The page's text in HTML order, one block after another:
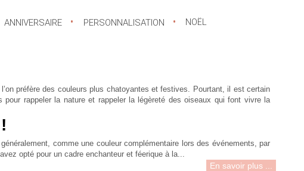
ANNIVERSAIRE PERSONNALISATION NOËL
préfère des couleurs plus chatoyantes et festives. Pourtant, il est certain
rappeler la nature et rappeler la légèreté des oiseaux qui font vivre la
comme une couleur complémentaire lors des événements, par
opté pour un cadre enchanteur et féerique à la...
En savoir plus ...